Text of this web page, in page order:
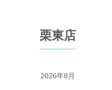
栗東店
2026年8月